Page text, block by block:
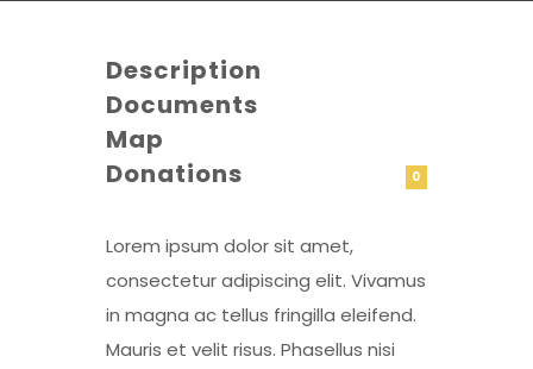
Description
Documents
Map
Donations
0
Lorem ipsum dolor sit amet,
consectetur adipiscing elit. Vivamus
in magna ac tellus fringilla eleifend.
Mauris et velit risus. Phasellus nisi